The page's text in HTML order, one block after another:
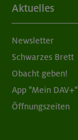
Aktuelles
Newsletter
Schwarzes Brett
Obacht geben!
App "Mein DAV+"
Öffnungszeiten